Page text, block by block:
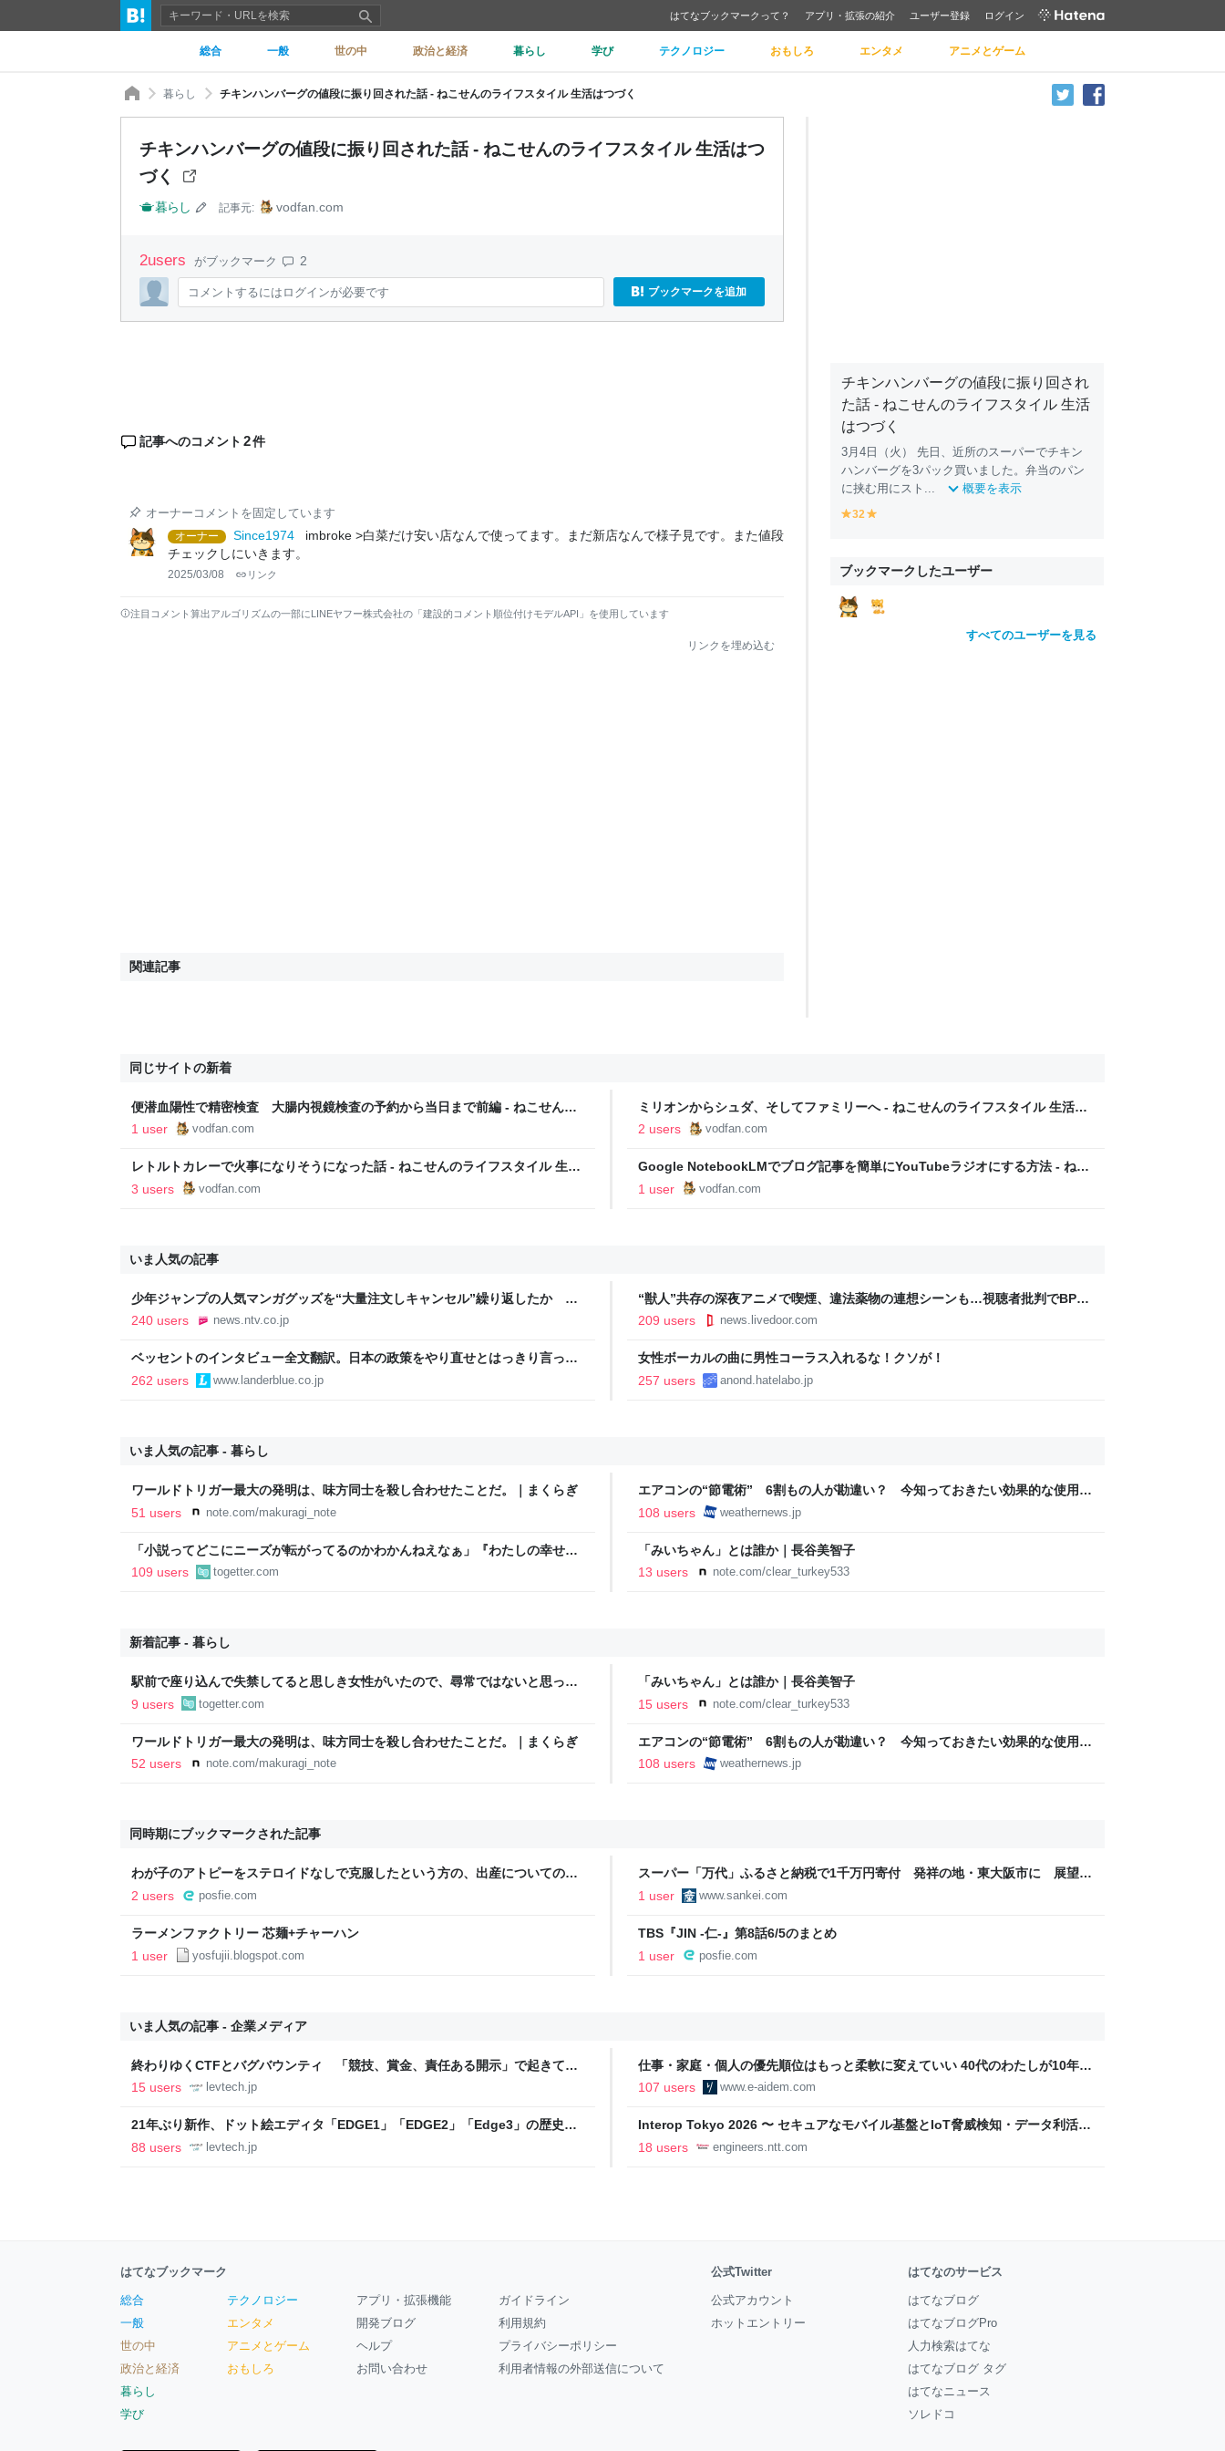
はてなブックマークって？ アプリ・拡張の紹介 ユーザー登録 ログイン
総合 一般 世の中 政治と経済 暮らし 学び テクノロジー おもしろ エンタメ アニメとゲーム
暮らし チキンハンバーグの値段に振り回された話 - ねこせんのライフスタイル 生活はつづく
チキンハンバーグの値段に振り回された話 - ねこせんのライフスタイル 生活はつ
づく
暮らし 記事元: vodfan.com
2users がブックマーク 2
コメントするにはログインが必要です ブックマークを追加
記事へのコメント 2件
オーナーコメントを固定しています
オーナー Since1974
imbroke >白菜だけ安い店なんで使ってます。まだ新店なんで様子見です。また値段
チェックしにいきます。
2025/03/08 リンク
注目コメント算出アルゴリズムの一部にLINEヤフー株式会社の「建設的コメント順位付けモデルAPI」を使用しています
リンクを埋め込む
関連記事
チキンハンバーグの値段に振り回され
た話 - ねこせんのライフスタイル 生活
はつづく
3月4日（火） 先日、近所のスーパーでチキン
ハンバーグを3パック買いました。弁当のパン
に挟む用にスト...
概要を表示
y
o
w
32
o
w
ブックマークしたユーザー
すべてのユーザーを見る
同じサイトの新着
便潜血陽性で精密検査 大腸内視鏡検査の予約から当日まで前編 - ねこせんの
ライフスタイル 生活はつづく
1 user vodfan.com
ミリオンからシュダ、そしてファミリーへ - ねこせんのライフスタイル 生活は
つづく
2 users vodfan.com
レトルトカレーで火事になりそうになった話 - ねこせんのライフスタイル 生活
はつづく
3 users vodfan.com
Google NotebookLMでブログ記事を簡単にYouTubeラジオにする方法 - ねこ
せんのライフスタイル 生活はつづく
1 user vodfan.com
いま人気の記事
少年ジャンプの人気マンガグッズを“大量注文しキャンセル”繰り返したか 女
逮捕 総額43億円以上（2026年8月6日掲載）｜日テレNEWS NNN
240 users news.ntv.co.jp
“獣人”共存の深夜アニメで喫煙、違法薬物の連想シーンも…視聴者批判でBPO
議論「紛らわしいことは放送しないほうが」 - ライブドアニュース
209 users news.livedoor.com
ベッセントのインタビュー全文翻訳。日本の政策をやり直せとはっきり言って
いる
262 users www.landerblue.co.jp
女性ボーカルの曲に男性コーラス入れるな！クソが！
257 users
anond.hatelabo.jp
いま人気の記事 - 暮らし
ワールドトリガー最大の発明は、味方同士を殺し合わせたことだ。｜まくらぎ
51 users
note.com/makuragi_note
エアコンの“節電術” 6割もの人が勘違い？ 今知っておきたい効果的な使用法
- ウェザーニュース
108 users weathernews.jp
「小説ってどこにニーズが転がってるのかわかんねえなぁ」『わたしの幸せな
結婚』のド直球ざまあ系シンデレラストーリーが若者にヒットしているという
事実に考え込む
109 users togetter.com
「みいちゃん」とは誰か｜長谷美智子
13 users
note.com/clear_turkey533
新着記事 - 暮らし
駅前で座り込んで失禁してると思しき女性がいたので、尋常ではないと思って
警察と救急を呼んでそばで見守っていたら、急に現れた女性に「あなた何して
9 users togetter.com
「みいちゃん」とは誰か｜長谷美智子
15 users
note.com/clear_turkey533
ワールドトリガー最大の発明は、味方同士を殺し合わせたことだ。｜まくらぎ
52 users
note.com/makuragi_note
エアコンの“節電術” 6割もの人が勘違い？ 今知っておきたい効果的な使用法
- ウェザーニュース
108 users weathernews.jp
同時期にブックマークされた記事
わが子のアトピーをステロイドなしで克服したという方の、出産についての意
見
2 users posfie.com
スーパー「万代」ふるさと納税で1千万円寄付 発祥の地・東大阪市に 展望フ
ロア改修へ
1 user www.sankei.com
ラーメンファクトリー 芯麺+チャーハン
1 user
yosfujii.blogspot.com
TBS『JIN -仁-』第8話6/5のまとめ
1 user
posfie.com
いま人気の記事 - 企業メディア
終わりゆくCTFとバグバウンティ 「競技、賞金、責任ある開示」で起きてい
ること【フォーカス】 - レバテックLAB
15 users levtech.jp
仕事・家庭・個人の優先順位はもっと柔軟に変えていい 40代のわたしが10年後
の自分に伝えたいこと - りっすん by イーアイデム
107 users www.e-aidem.com
21年ぶり新作、ドット絵エディタ「EDGE1」「EDGE2」「Edge3」の歴史に
ついて作者に聞く【フォーカス】 - レバテックLAB
88 users levtech.jp
Interop Tokyo 2026 〜 セキュアなモバイル基盤とIoT脅威検知・データ利活用
への取り組み 〜 - NTT docomo Business Engineers' Blog
18 users engineers.ntt.com
はてなブックマーク
総合
一般
世の中
政治と経済
暮らし
学び
テクノロジー
エンタメ
アニメとゲーム
おもしろ
アプリ・拡張機能
開発ブログ
ヘルプ
お問い合わせ
ガイドライン
利用規約
プライバシーポリシー
利用者情報の外部送信について
公式Twitter
公式アカウント
ホットエントリー
はてなのサービス
はてなブログ
はてなブログPro
人力検索はてな
はてなブログ タグ
はてなニュース
ソレドコ